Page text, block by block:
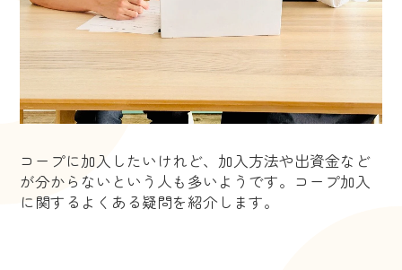
コープに加入したいけれど、加入方法や出資金など
が分からないという人も多いようです。コープ加入
に関するよくある疑問を紹介します。